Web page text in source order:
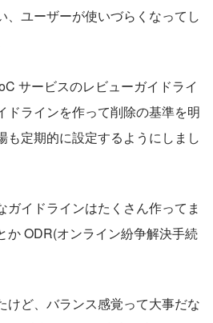
、ユーザーが使いづらくなってし
サービスのレビューガイドライ
ドラインを作って削除の基準を明
も定期的に設定するようにしまし
ガイドラインはたくさん作ってま
か ODR(オンライン紛争解決手続
けど、バランス感覚って大事だな